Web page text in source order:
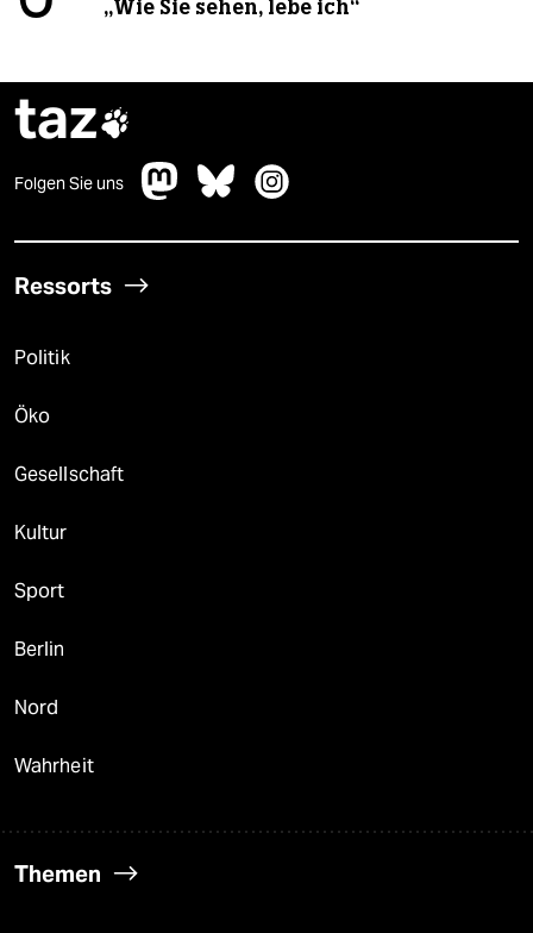
„Wie Sie sehen, lebe ich“
taz
Folgen Sie uns
Ressorts
Politik
Öko
Gesellschaft
Kultur
Sport
Berlin
Nord
Wahrheit
Themen